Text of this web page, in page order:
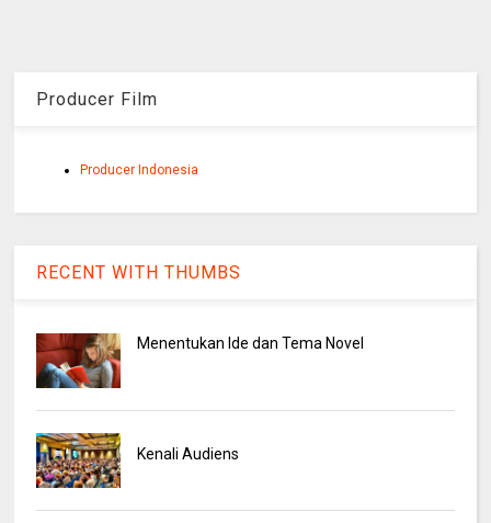
Producer Film
Producer Indonesia
RECENT WITH THUMBS
Menentukan Ide dan Tema Novel
Kenali Audiens